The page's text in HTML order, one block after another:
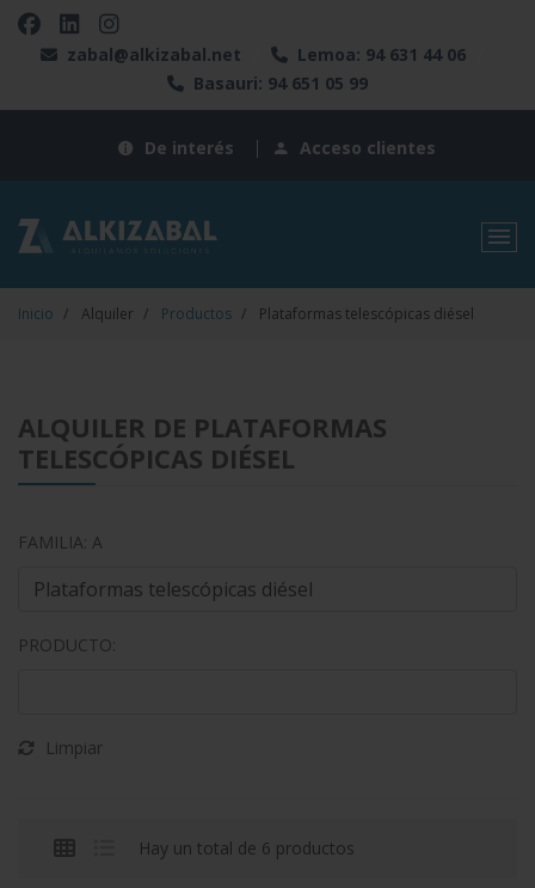
zabal@alkizabal.net Lemoa: 94 631 44 06
Basauri: 94 651 05 99
De interés Acceso clientes
Inicio Alquiler Productos Plataformas telescópicas diésel
ALQUILER DE PLATAFORMAS
TELESCÓPICAS DIÉSEL
FAMILIA: A
PRODUCTO:
Limpiar
Hay un total de 6 productos